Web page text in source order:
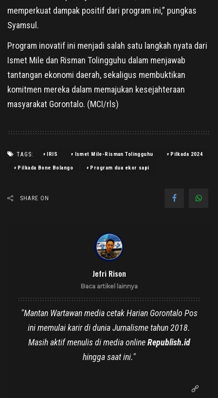
memperkuat dampak positif dari program ini,” pungkas
Syamsul.
Program inovatif ini menjadi salah satu langkah nyata dari
Ismet Mile dan Risman Tolingguhu dalam menjawab
tantangan ekonomi daerah, sekaligus membuktikan
komitmen mereka dalam memajukan kesejahteraan
masyarakat Gorontalo. (MCI/rls)
TAGS: IRIS Ismet Mile-Risman Tolingguhu Pilkada 2024
Pilkada Bone Bolango Program dua ekor sapi
SHARE ON
Jefri Rison
Baca artikel lainnya
"Mantan Wartawan media cetak Harian Gorontalo Pos
ini memulai karir di dunia Jurnalisme tahun 2018.
Masih aktif menulis di media onlineRepublish.id
hingga saat ini."